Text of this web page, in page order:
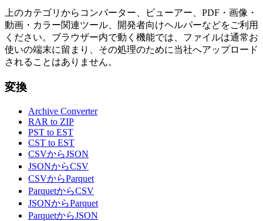
上のカテゴリからコンバーター、ビューアー、PDF・画像・
動画・カラー関連ツール、開発者向けヘルパーなどをご利用
ください。ブラウザー内で動く機能では、ファイルは通常お
使いの端末に留まり、その処理のために当社へアップロード
されることはありません。
変換
Archive Converter
RAR to ZIP
PST to EST
CST to EST
CSVからJSON
JSONからCSV
CSVからParquet
ParquetからCSV
JSONからParquet
ParquetからJSON